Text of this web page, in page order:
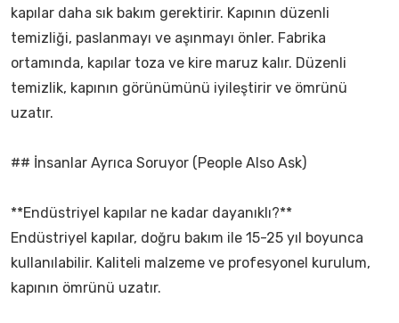
kapılar daha sık bakım gerektirir. Kapının düzenli
temizliği, paslanmayı ve aşınmayı önler. Fabrika
ortamında, kapılar toza ve kire maruz kalır. Düzenli
temizlik, kapının görünümünü iyileştirir ve ömrünü
uzatır.
## İnsanlar Ayrıca Soruyor (People Also Ask)
**Endüstriyel kapılar ne kadar dayanıklı?**
Endüstriyel kapılar, doğru bakım ile 15-25 yıl boyunca
kullanılabilir. Kaliteli malzeme ve profesyonel kurulum,
kapının ömrünü uzatır.